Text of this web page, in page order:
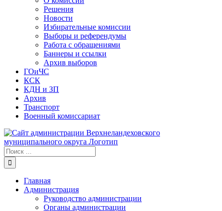
Решения
Новости
Избирательные комиссии
Выборы и референдумы
Работа с обращениями
Баннеры и ссылки
Архив выборов
ГОиЧС
КСК
КДН и ЗП
Архив
Транспорт
Военный комиссариат
Результат
поиска:
Главная
Администрация
Руководство администрации
Органы администрации